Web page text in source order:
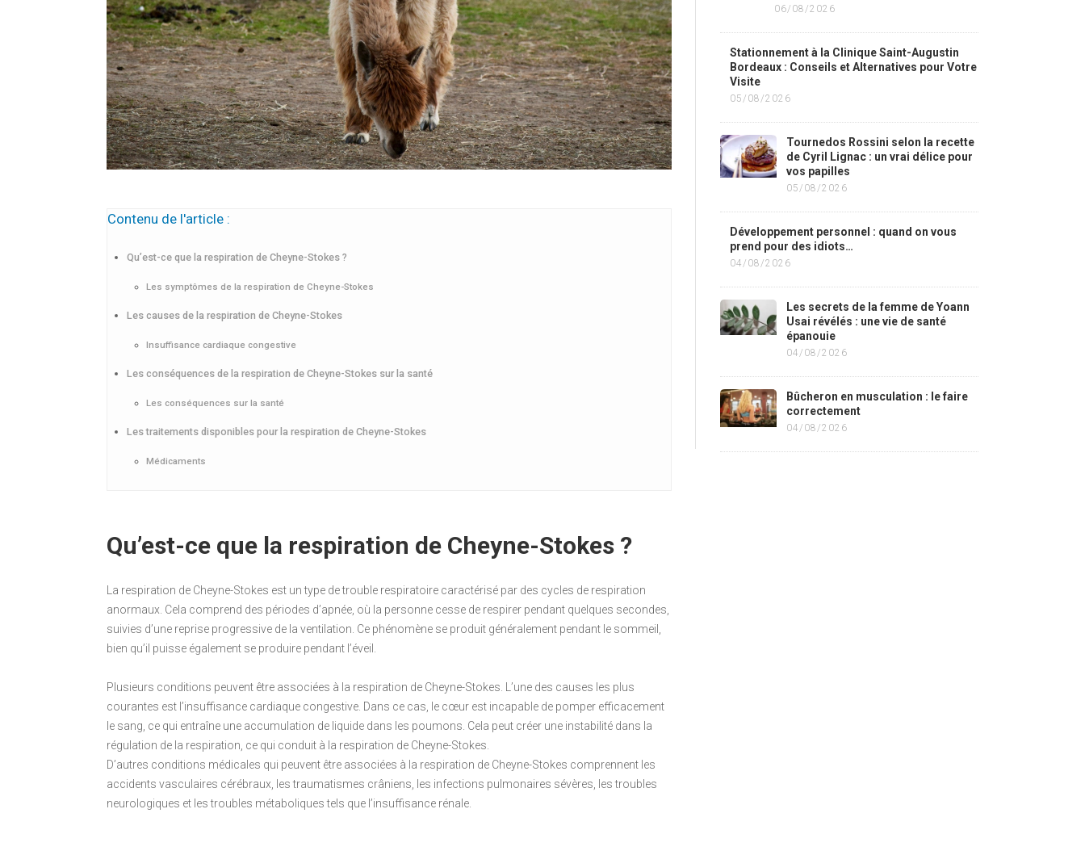
Contenu de l'article :
Qu’est-ce que la respiration de Cheyne-Stokes ?
Les symptômes de la respiration de Cheyne-Stokes
Les causes de la respiration de Cheyne-Stokes
Insuffisance cardiaque congestive
Les conséquences de la respiration de Cheyne-Stokes sur la santé
Les conséquences sur la santé
Les traitements disponibles pour la respiration de Cheyne-Stokes
Médicaments
Qu’est-ce que la respiration de Cheyne-Stokes ?
La respiration de Cheyne-Stokes est un type de trouble respiratoire caractérisé par des cycles de respiration
anormaux. Cela comprend des périodes d’apnée, où la personne cesse de respirer pendant quelques secondes,
suivies d’une reprise progressive de la ventilation. Ce phénomène se produit généralement pendant le sommeil,
bien qu’il puisse également se produire pendant l’éveil.
Plusieurs conditions peuvent être associées à la respiration de Cheyne-Stokes. L’une des causes les plus
courantes est l’insuffisance cardiaque congestive. Dans ce cas, le cœur est incapable de pomper efficacement
le sang, ce qui entraîne une accumulation de liquide dans les poumons. Cela peut créer une instabilité dans la
régulation de la respiration, ce qui conduit à la respiration de Cheyne-Stokes.
D’autres conditions médicales qui peuvent être associées à la respiration de Cheyne-Stokes comprennent les
accidents vasculaires cérébraux, les traumatismes crâniens, les infections pulmonaires sévères, les troubles
neurologiques et les troubles métaboliques tels que l’insuffisance rénale.
06/08/2026
Stationnement à la Clinique Saint-Augustin
Bordeaux : Conseils et Alternatives pour Votre
Visite
05/08/2026
Tournedos Rossini selon la recette
de Cyril Lignac : un vrai délice pour
vos papilles
05/08/2026
Développement personnel : quand on vous
prend pour des idiots…
04/08/2026
Les secrets de la femme de Yoann
Usai révélés : une vie de santé
épanouie
04/08/2026
Bûcheron en musculation : le faire
correctement
04/08/2026